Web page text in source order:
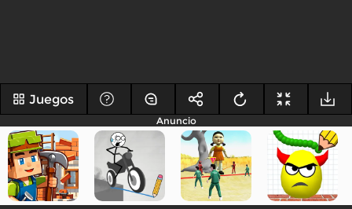
Juegos
Anuncio